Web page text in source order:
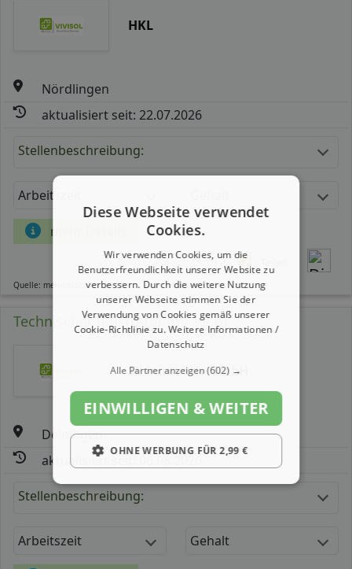
HKL
Nördlingen
aktualisiert seit: 22.07.2026
Stellenbeschreibung:
Arbeitszeit
mehr Details
Quelle: meinestadt.de
Technischer Illustrator (m/ w/ d)
SL innovativ GmbH
Deiningen
aktualisiert seit: 06.08.2026
Stellenbeschreibung:
Arbeitszeit Gehalt
Diese Webseite verwendet
Cookies.
Wir verwenden Cookies, um die
Benutzerfreundlichkeit unserer Website zu
verbessern. Durch die weitere Nutzung
unserer Webseite stimmen Sie der
Verwendung von Cookies gemäß unserer
Cookie-Richtlinie zu.Weitere Informationen /
Datenschutz
Alle Partner anzeigen(602) →
EINWILLIGEN & WEITER
OHNE WERBUNG FÜR 2,99 €